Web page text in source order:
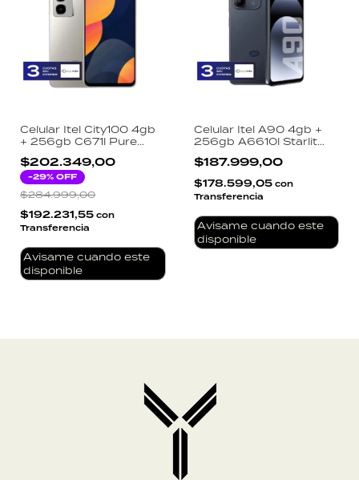
Celular Itel City100 4gb
+ 256gb C671l Pure
Titanium
$202.349,00
-29% OFF
$284.999,00
$192.231,55 con
Transferencia
Avisame cuando este
disponible
Celular Itel A90 4gb +
256gb A6610l Starlit
Black
$187.999,00
$178.599,05 con
Transferencia
Avisame cuando este
disponible